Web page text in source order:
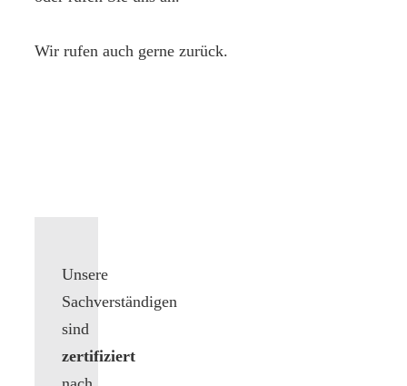
Wir rufen auch gerne zurück.
Unsere
Sachverständigen
sind
zertifiziert